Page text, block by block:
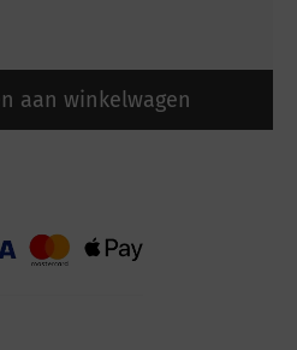
aan winkelwagen